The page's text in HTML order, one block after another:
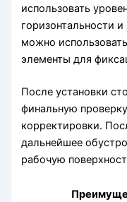
использовать
горизонтальности
можно
элементы для
После установки
финальную
корректировки.
дальнейшее
рабочую